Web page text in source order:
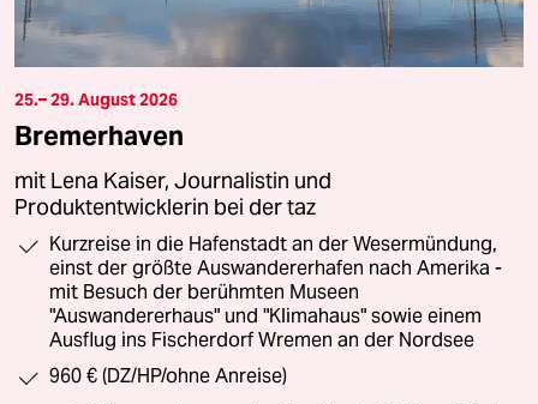
25.– 29. August 2026
Bremerhaven
mit Lena Kaiser, Journalistin und
Produktentwicklerin bei der taz
Kurzreise in die Hafenstadt an der Wesermündung,
einst der größte Auswandererhafen nach Amerika -
mit Besuch der berühmten Museen
"Auswandererhaus" und "Klimahaus" sowie einem
Ausflug ins Fischerdorf Wremen an der Nordsee
960 € (DZ/HP/ohne Anreise)